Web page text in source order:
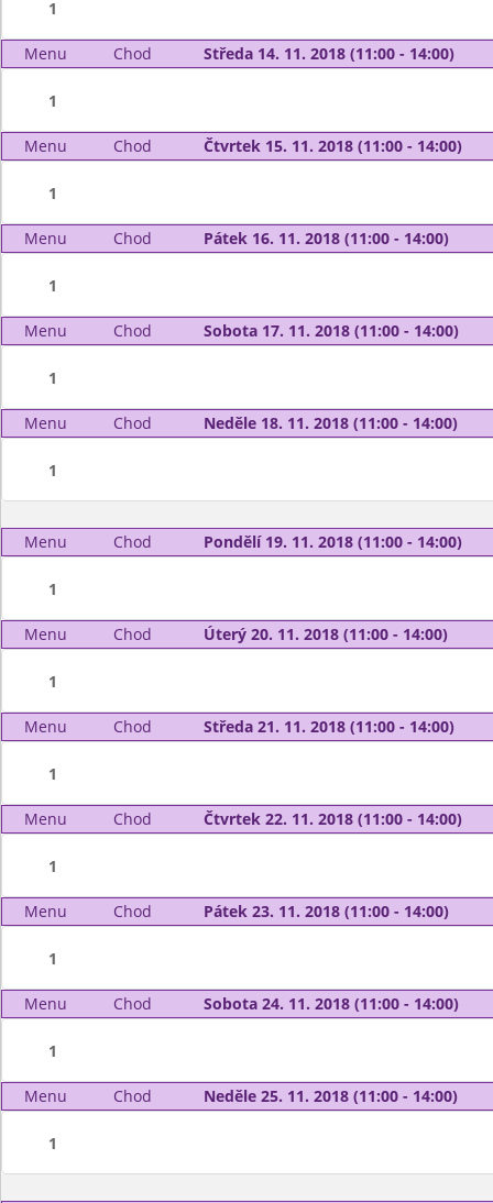
1
Menu Chod Středa 14. 11. 2018 (11:00 - 14:00)
1
Menu Chod Čtvrtek 15. 11. 2018 (11:00 - 14:00)
1
Menu Chod Pátek 16. 11. 2018 (11:00 - 14:00)
1
Menu Chod Sobota 17. 11. 2018 (11:00 - 14:00)
1
Menu Chod Neděle 18. 11. 2018 (11:00 - 14:00)
1
Menu Chod Pondělí 19. 11. 2018 (11:00 - 14:00)
1
Menu Chod Úterý 20. 11. 2018 (11:00 - 14:00)
1
Menu Chod Středa 21. 11. 2018 (11:00 - 14:00)
1
Menu Chod Čtvrtek 22. 11. 2018 (11:00 - 14:00)
1
Menu Chod Pátek 23. 11. 2018 (11:00 - 14:00)
1
Menu Chod Sobota 24. 11. 2018 (11:00 - 14:00)
1
Menu Chod Neděle 25. 11. 2018 (11:00 - 14:00)
1